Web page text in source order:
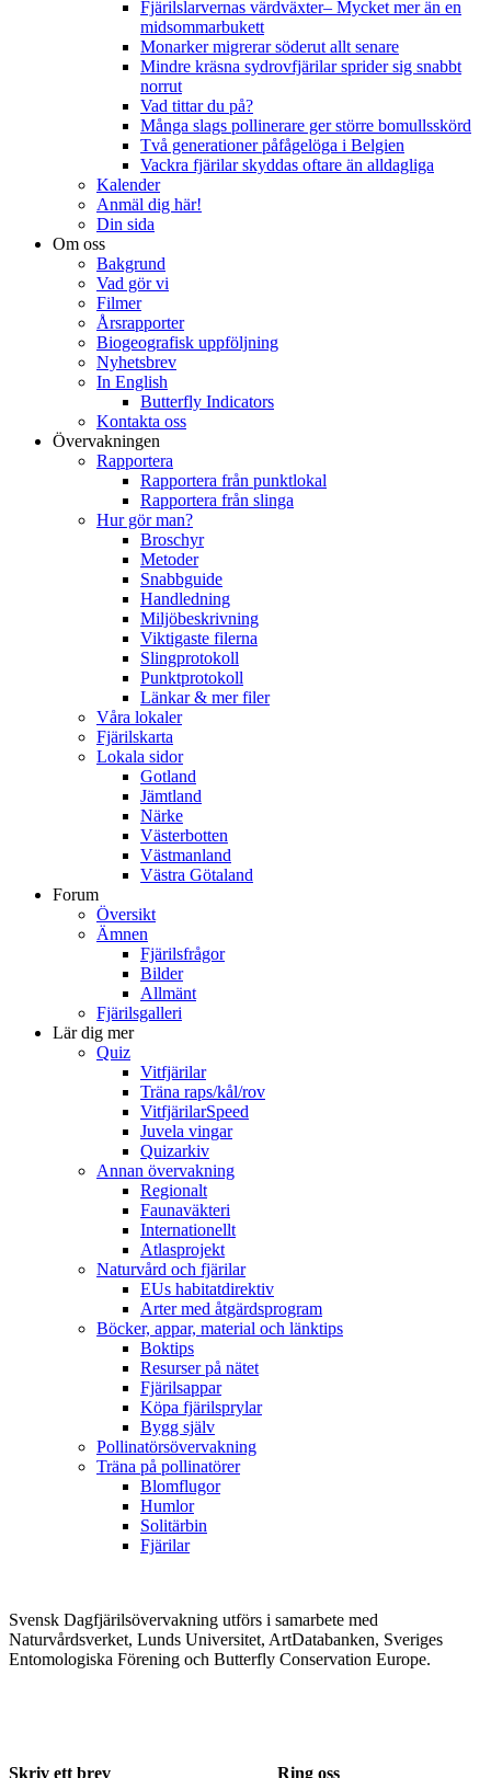
Fjärilslarvernas värdväxter– Mycket mer än en
midsommarbukett
Monarker migrerar söderut allt senare
Mindre kräsna sydrovfjärilar sprider sig snabbt
norrut
Vad tittar du på?
Många slags pollinerare ger större bomullsskörd
Två generationer påfågelöga i Belgien
Vackra fjärilar skyddas oftare än alldagliga
Kalender
Anmäl dig här!
Din sida
Om oss
Bakgrund
Vad gör vi
Filmer
Årsrapporter
Biogeografisk uppföljning
Nyhetsbrev
In English
Butterfly Indicators
Kontakta oss
Övervakningen
Rapportera
Rapportera från punktlokal
Rapportera från slinga
Hur gör man?
Broschyr
Metoder
Snabbguide
Handledning
Miljöbeskrivning
Viktigaste filerna
Slingprotokoll
Punktprotokoll
Länkar & mer filer
Våra lokaler
Fjärilskarta
Lokala sidor
Gotland
Jämtland
Närke
Västerbotten
Västmanland
Västra Götaland
Forum
Översikt
Ämnen
Fjärilsfrågor
Bilder
Allmänt
Fjärilsgalleri
Lär dig mer
Quiz
Vitfjärilar
Träna raps/kål/rov
VitfjärilarSpeed
Juvela vingar
Quizarkiv
Annan övervakning
Regionalt
Faunaväkteri
Internationellt
Atlasprojekt
Naturvård och fjärilar
EUs habitatdirektiv
Arter med åtgärdsprogram
Böcker, appar, material och länktips
Boktips
Resurser på nätet
Fjärilsappar
Köpa fjärilsprylar
Bygg själv
Pollinatörsövervakning
Träna på pollinatörer
Blomflugor
Humlor
Solitärbin
Fjärilar
Svensk Dagfjärilsövervakning utförs i samarbete med
Naturvårdsverket, Lunds Universitet, ArtDatabanken, Sveriges
Entomologiska Förening och Butterfly Conservation Europe.
Skriv ett brev Ring oss